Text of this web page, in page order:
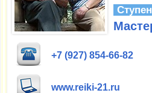
+7 (927) 854-66-82
www.reiki-21.ru